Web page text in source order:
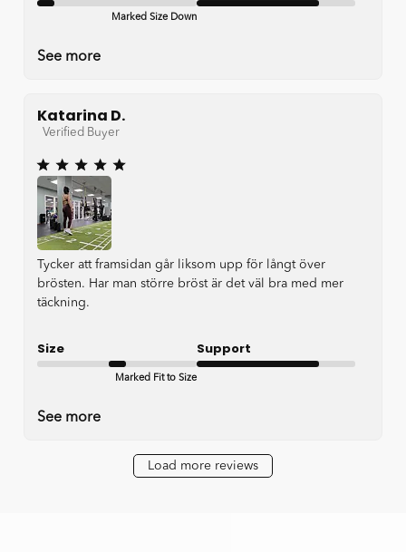
Marked Size Down
See more
Katarina D.
Verified Buyer
Tycker att framsidan går liksom upp för långt över
brösten. Har man större bröst är det väl bra med mer
täckning.
Size
Marked Fit to Size
Support
See more
Load more reviews